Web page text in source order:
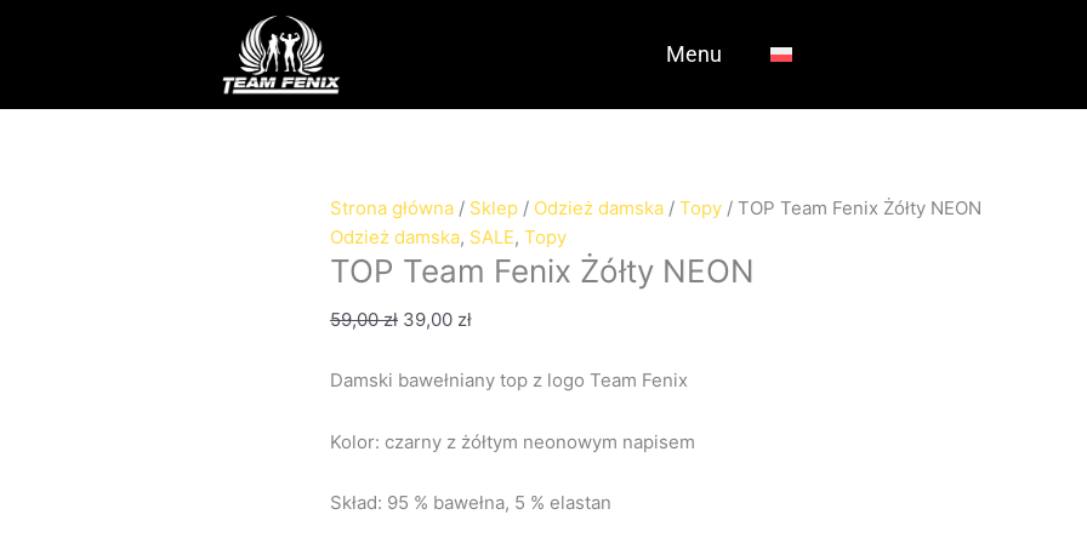
Menu
Strona główna / Sklep / Odzież damska / Topy / TOP Team Fenix Żółty NEON
Odzież damska, SALE, Topy
TOP Team Fenix Żółty NEON
59,00zł 39,00 zł
Damski bawełniany top z logo Team Fenix
Kolor: czarny z żółtym neonowym napisem
Skład: 95 % bawełna, 5 % elastan
Team
Fenix